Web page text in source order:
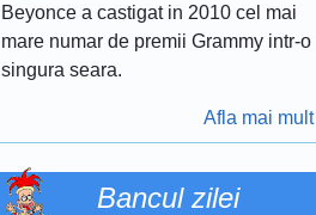
Beyonce a castigat in 2010 cel mai
mare numar de premii Grammy intr-o
singura seara.
Afla mai mult
Bancul zilei